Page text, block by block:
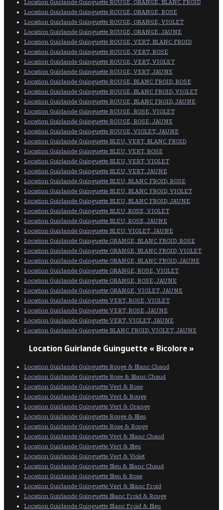
Location Guirlande Guinguette ROUGE, ORANGE, BLANC FROID
Location Guirlande Guinguette ROUGE, ORANGE, ROSE
Location Guirlande Guinguette ROUGE, ORANGE, VIOLET
Location Guirlande Guinguette ROUGE, ORANGE, JAUNE
Location Guirlande Guinguette ROUGE, VERT, BLANC FROID
Location Guirlande Guinguette ROUGE, VERT, ROSE
Location Guirlande Guinguette ROUGE, VERT, VIOLET
Location Guirlande Guinguette ROUGE, VERT, JAUNE
Location Guirlande Guinguette ROUGE, BLANC FROID, ROSE
Location Guirlande Guinguette ROUGE, BLANC FROID, VIOLET
Location Guirlande Guinguette ROUGE, BLANC FROID, JAUNE
Location Guirlande Guinguette ROUGE, ROSE, VIOLET
Location Guirlande Guinguette ROUGE, ROSE, JAUNE
Location Guirlande Guinguette ROUGE, VIOLET, JAUNE
Location Guirlande Guinguette BLEU, VERT, BLANC FROID
Location Guirlande Guinguette BLEU, VERT, ROSE
Location Guirlande Guinguette BLEU, VERT, VIOLET
Location Guirlande Guinguette BLEU, VERT, JAUNE
Location Guirlande Guinguette BLEU, BLANC FROID, ROSE
Location Guirlande Guinguette BLEU, BLANC FROID, VIOLET
Location Guirlande Guinguette BLEU, BLANC FROID, JAUNE
Location Guirlande Guinguette BLEU, ROSE, VIOLET
Location Guirlande Guinguette BLEU, ROSE, JAUNE
Location Guirlande Guinguette BLEU, VIOLET, JAUNE
Location Guirlande Guinguette ORANGE, BLANC FROID, ROSE
Location Guirlande Guinguette ORANGE, BLANC FROID, VIOLET
Location Guirlande Guinguette ORANGE, BLANC FROID, JAUNE
Location Guirlande Guinguette ORANGE, ROSE, VIOLET
Location Guirlande Guinguette ORANGE, ROSE, JAUNE
Location Guirlande Guinguette ORANGE, VIOLET, JAUNE
Location Guirlande Guinguette VERT, ROSE, VIOLET
Location Guirlande Guinguette VERT, ROSE, JAUNE
Location Guirlande Guinguette VERT, VIOLET, JAUNE
Location Guirlande Guinguette BLANC FROID, VIOLET, JAUNE
Location Guirlande Guinguette « Bicolore »
Location Guirlande Guinguette Rouge & Blanc Chaud
Location Guirlande Guinguette Rose & Blanc Chaud
Location Guirlande Guinguette Vert & Rose
Location Guirlande Guinguette Vert & Rouge
Location Guirlande Guinguette Vert & Orange
Location Guirlande Guinguette Rouge & Bleu
Location Guirlande Guinguette Rose & Rouge
Location Guirlande Guinguette Vert & Blanc Chaud
Location Guirlande Guinguette Vert & Bleu
Location Guirlande Guinguette Vert & Violet
Location Guirlande Guinguette Bleu & Blanc Chaud
Location Guirlande Guinguette Bleu & Rose
Location Guirlande Guinguette Vert & Blanc Froid
Location Guirlande Guinguette Blanc Froid & Rouge
Location Guirlande Guinguette Blanc Froid & Bleu